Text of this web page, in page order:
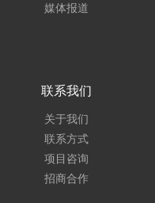
媒体报道
联系我们
关于我们
联系方式
项目咨询
招商合作